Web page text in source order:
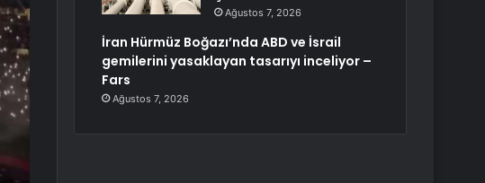
Ağustos 7, 2026
İran Hürmüz Boğazı’nda ABD ve İsrail
gemilerini yasaklayan tasarıyı inceliyor –
Fars
Ağustos 7, 2026